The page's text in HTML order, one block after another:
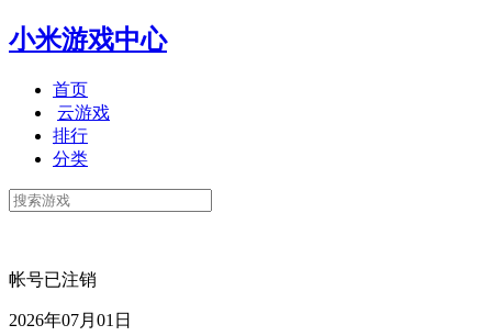
小米游戏中心
首页
云游戏
排行
分类
帐号已注销
2026年07月01日